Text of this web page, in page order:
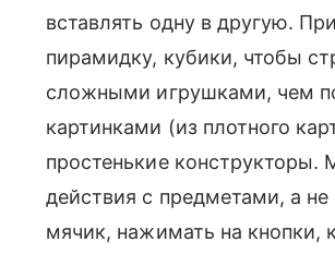
вставлять одну в другую.
пирамидку, кубики, чтобы
сложными игрушками, чем
картинками (из плотного
простенькие
действия с предметами, а не
мячик, нажимать на кнопки,